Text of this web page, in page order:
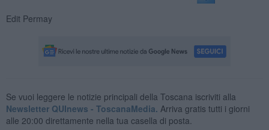
Edit Permay
Se vuoi leggere le notizie principali della Toscana iscriviti alla
Newsletter QUInews - ToscanaMedia. Arriva gratis tutti i giorni
alle 20:00 direttamente nella tua casella di posta.